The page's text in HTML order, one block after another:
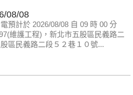
08/08
預計於 2026/08/08 自 09 時 00 分
維護工程)，新北市五股區民義路二
區民義路二段５２巷１０號...